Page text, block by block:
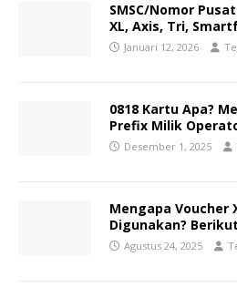
SMSC/Nomor
XL, Axis, Tri,
Januari 12, 2026
0818 Kartu Apa?
Prefix Milik
Desember 1, 2025
Mengapa Voucher
Digunakan?
Agustus 24, 2025